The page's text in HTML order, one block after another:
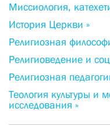
Миссиология,
История Церкви »
Религиозная
Религиоведение и
Религиозная
Теология культуры и
исследования »